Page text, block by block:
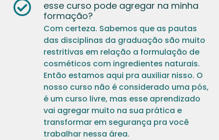
esse curso pode agregar na minha
formação?
Com certeza. Sabemos que as pautas
das disciplinas da graduação são muito
restritivas em relação a formulação de
cosméticos com ingredientes naturais.
Então estamos aqui pra auxiliar nisso. O
nosso curso não é considerado uma pós,
é um curso livre, mas esse aprendizado
vai agregar muito na sua prática e
transformar em segurança pra você
trabalhar nessa área.